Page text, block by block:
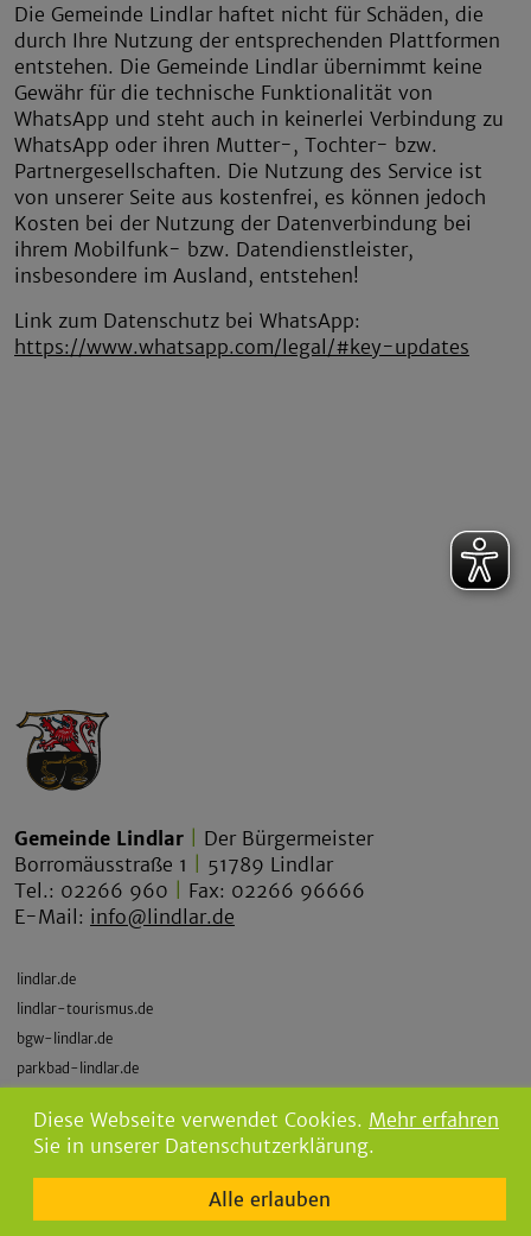
Die Gemeinde Lindlar haftet nicht für Schäden, die
durch Ihre Nutzung der entsprechenden Plattformen
entstehen. Die Gemeinde Lindlar übernimmt keine
Gewähr für die technische Funktionalität von
WhatsApp und steht auch in keinerlei Verbindung zu
WhatsApp oder ihren Mutter-, Tochter- bzw.
Partnergesellschaften. Die Nutzung des Service ist
von unserer Seite aus kostenfrei, es können jedoch
Kosten bei der Nutzung der Datenverbindung bei
ihrem Mobilfunk- bzw. Datendienstleister,
insbesondere im Ausland, entstehen!
Link zum Datenschutz bei WhatsApp:
https://www.whatsapp.com/legal/#key-updates
Gemeinde Lindlar
Der Bürgermeister
Borromäusstraße 1
51789 Lindlar
Tel.: 02266 960
Fax: 02266 96666
E-Mail: info@lindlar.de
lindlar.de
lindlar-tourismus.de
bgw-lindlar.de
parkbad-lindlar.de
Diese Webseite verwendet Cookies. Mehr erfahren
Sie in unserer Datenschutzerklärung.
Alle erlauben